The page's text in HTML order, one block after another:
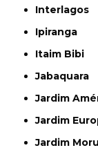
Interlagos
Ipiranga
Itaim Bibi
Jabaquara
Jardim
Jardim
Jardim